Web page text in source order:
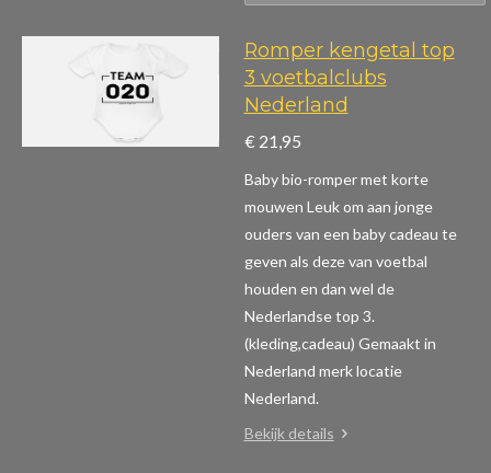
Romper kengetal top
3 voetbalclubs
Nederland
€ 21,95
Baby bio-romper met korte
mouwen Leuk om aan jonge
ouders van een baby cadeau te
geven als deze van voetbal
houden en dan wel de
Nederlandse top 3.
(kleding,cadeau) Gemaakt in
Nederland merk locatie
Nederland.
Bekijk details